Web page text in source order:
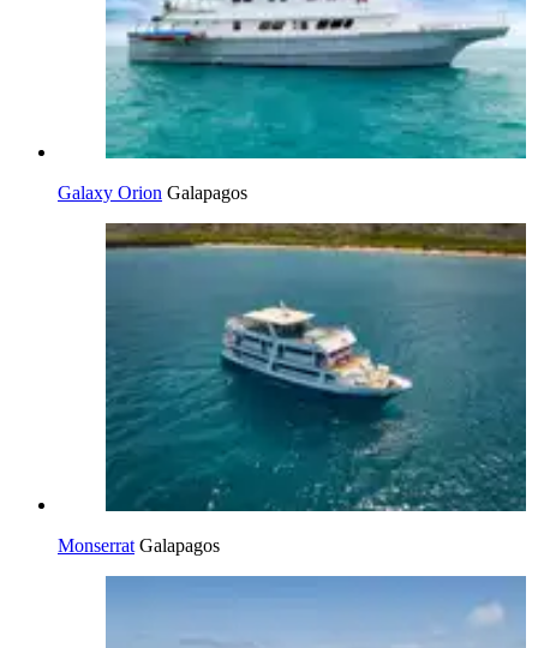
Galaxy Orion Galapagos
Monserrat Galapagos